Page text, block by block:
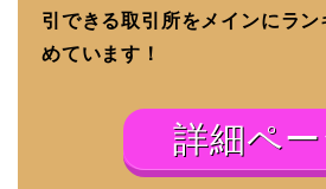
引できる取引所をメインにラン
めています！
詳細ペ